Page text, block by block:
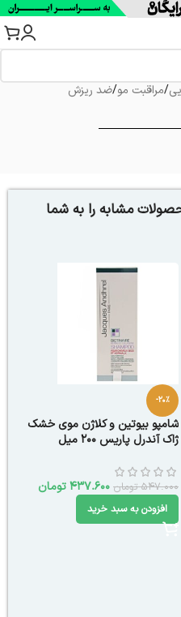
/مراقبت مو/ضد ریزش
مشابه را به شما
-20%
شامپو بیوتین و کلاژن موی خشک
ژاک آندرل پاریس 200 میل
547.000 تومان 437.600تومان
افزودن به سبد خرید